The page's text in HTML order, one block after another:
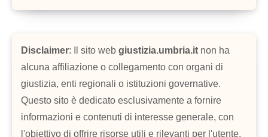
Disclaimer: Il sito web giustizia.umbria.it non ha
alcuna affiliazione o collegamento con organi di
giustizia, enti regionali o istituzioni governative.
Questo sito è dedicato esclusivamente a fornire
informazioni e contenuti di interesse generale, con
l'obiettivo di offrire risorse utili e rilevanti per l'utente.